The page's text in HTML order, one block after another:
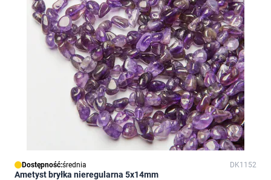
Dostępność:średnia DK1152
Ametyst bryłka nieregularna 5x14mm